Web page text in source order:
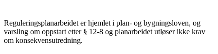
Reguleringsplanarbeidet er hjemlet i plan- og bygningsloven, og
varsling om oppstart etter § 12-8 og planarbeidet utløser ikke krav
om konsekvensutredning.